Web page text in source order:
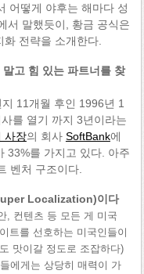
어떻게 야후는 해마다 성
서 말했듯이, 황금 공식은
전략을 소개한다.
고 힘 있는 파트너를 찾
11개월 후인 1996년 1
를 열기 까지 3년이라는
사장의 회사 SoftBank에
33%를 가지고 있다. 아주
벤처 구조이다.
Localization)이다
, 컨텐츠 등 모든 게 미국
트를 선호하는 미국인들이
맛이갈 정도로 조잡하다)
에게는 상당히 매력이 가